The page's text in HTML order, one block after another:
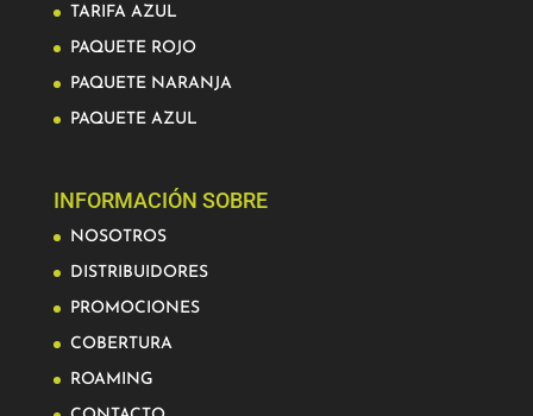
TARIFA AZUL
PAQUETE ROJO
PAQUETE NARANJA
PAQUETE AZUL
INFORMACIÓN SOBRE
NOSOTROS
DISTRIBUIDORES
PROMOCIONES
COBERTURA
ROAMING